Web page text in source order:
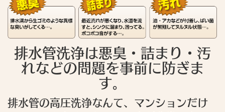
排水管洗浄は悪臭・詰まり・汚
れなどの問題を事前に防ぎま
す。
排水管の高圧洗浄なんて、マンションだけ